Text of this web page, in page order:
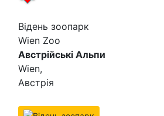
Відень зоопарк
Wien Zoo
Австрійські Альпи
Wien,
Австрія